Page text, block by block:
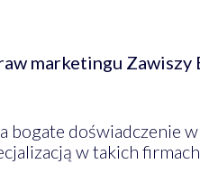
marketingu Zawiszy
doświadczenie
w takich